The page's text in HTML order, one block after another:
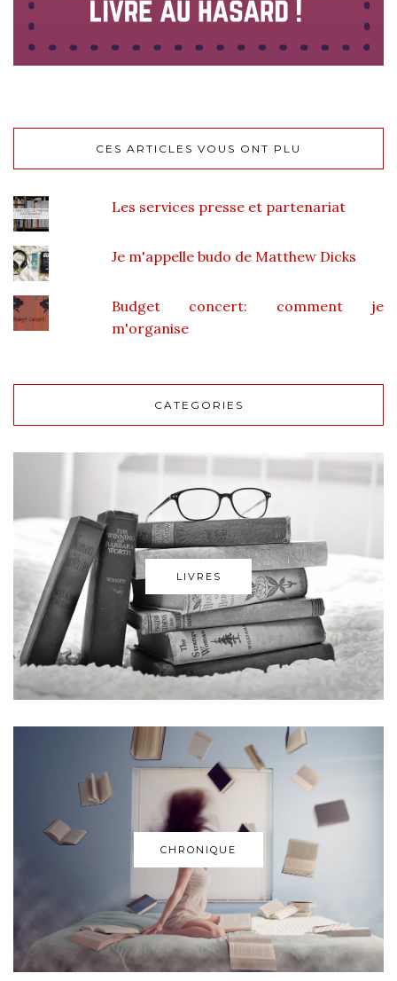
CES ARTICLES VOUS ONT PLU
Les services presse et partenariat
Je m'appelle budo de Matthew Dicks
Budget concert: comment je
m'organise
CATEGORIES
LIVRES
CHRONIQUE